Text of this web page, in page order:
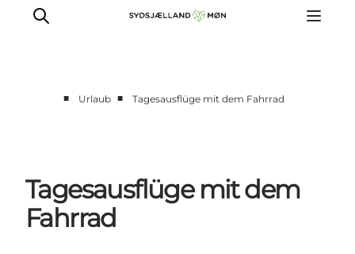
Events
Essen
Unterkunft
■ Urlaub ■ Tagesausflüge mit dem Fahrrad
Tagesausflüge mit dem
Fahrrad